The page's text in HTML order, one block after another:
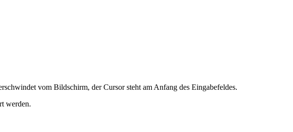
vom Bildschirm, der Cursor steht am Anfang des Eingabefeldes.
werden.